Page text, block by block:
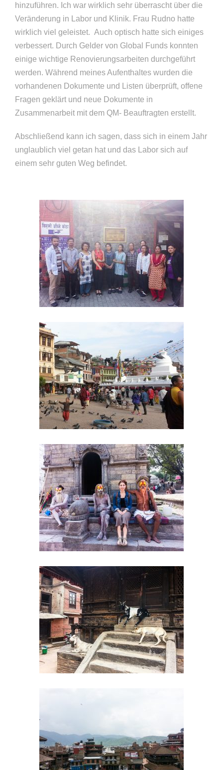
hinzuführen. Ich war wirklich sehr überrascht über die
Veränderung in Labor und Klinik. Frau Rudno hatte
wirklich viel geleistet. Auch optisch hatte sich einiges
verbessert. Durch Gelder von Global Funds konnten
einige wichtige Renovierungsarbeiten durchgeführt
werden. Während meines Aufenthaltes wurden die
vorhandenen Dokumente und Listen überprüft, offene
Fragen geklärt und neue Dokumente in
Zusammenarbeit mit dem QM- Beauftragten erstellt.
Abschließend kann ich sagen, dass sich in einem Jahr
unglaublich viel getan hat und das Labor sich auf
einem sehr guten Weg befindet.